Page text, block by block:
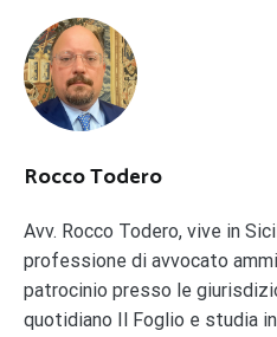
Rocco Todero
Avv. Rocco Todero, vive in
professione di avvocato
patrocinio presso le
quotidiano Il Foglio e studia